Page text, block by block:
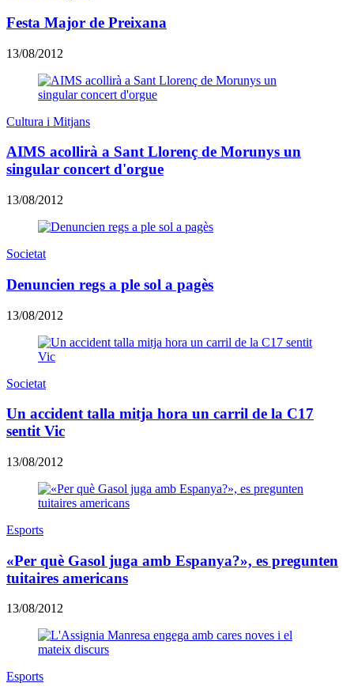
Festa Major de Preixana
13/08/2012
Cultura i Mitjans
AIMS acollirà a Sant Llorenç de Morunys un
singular concert d'orgue
13/08/2012
Societat
Denuncien regs a ple sol a pagès
13/08/2012
Societat
Un accident talla mitja hora un carril de la C17
sentit Vic
13/08/2012
Esports
«Per què Gasol juga amb Espanya?», es pregunten
tuitaires americans
13/08/2012
Esports